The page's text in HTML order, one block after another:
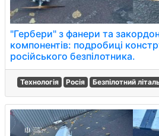
"Гербери" з фанери та
компонентів: подробиці
російського безпілотника.
Технологія Росія Безпілотний